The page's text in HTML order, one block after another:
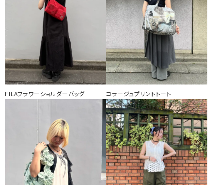
FILAフラワーショルダーバッグ コラージュプリントトート